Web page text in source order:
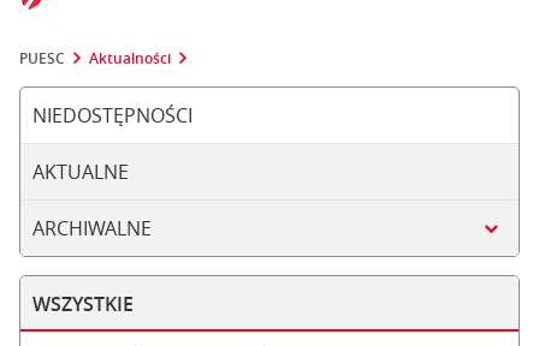
PUESC Aktualności
NIEDOSTĘPNOŚCI
AKTUALNE
ARCHIWALNE
WSZYSTKIE